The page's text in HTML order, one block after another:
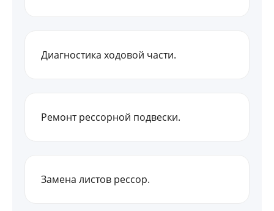
Диагностика ходовой части.
Ремонт рессорной подвески.
Замена листов рессор.